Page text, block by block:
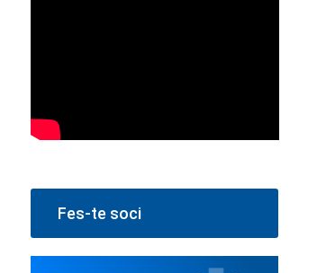
Fes-te soci